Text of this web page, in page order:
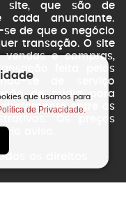
site, que são de
cada anunciante.
de que o negócio
transação. O site
vendas e compras,
feita pelos
se de serviço
de mídia para
entre as
Os preços
aviso.
os direitos
que usamos para
de Privacidade.